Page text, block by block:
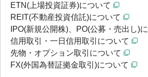
ETN(上場投資証券)について
REIT(不動産投資信託)について
IPO(新規公開株)、PO(公募・売出し)
信用取引・一日信用取引について
先物・オプション取引について
FX(外国為替証拠金取引)について